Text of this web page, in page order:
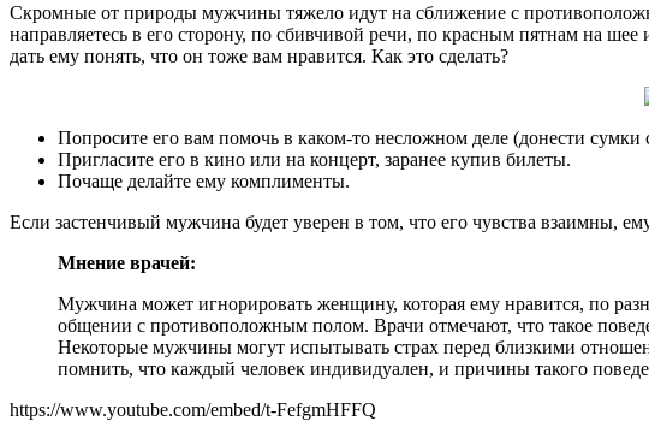
Скромные от природы мужчины тяжело идут на сближение с
направляетесь в его сторону, по сбивчивой речи, по красным пятнам на
дать ему понять, что он тоже вам нравится. Как это сделать?
Попросите его вам помочь в каком-то несложном деле (донести
Пригласите его в кино или на концерт, заранее купив билеты.
Почаще делайте ему комплименты.
Если застенчивый мужчина будет уверен в том, что его чувства взаимны,
Мнение врачей:
Мужчина может игнорировать женщину, которая ему нравится, по
общении с противоположным полом. Врачи отмечают, что такое
Некоторые мужчины могут испытывать страх перед близкими
помнить, что каждый человек индивидуален, и причины такого
https://www.youtube.com/embed/t-FefgmHFFQ